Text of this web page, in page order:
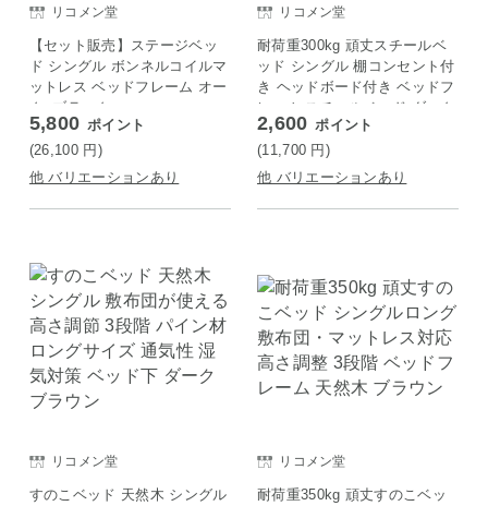
リコメン堂
【セット販売】ステージベッ
ド シングル ボンネルコイルマ
ットレス ベッドフレーム オー
ク×ブラック
5,800 ポイント
(26,100 円 )
他 バリエーションあり
リコメン堂
耐荷重300kg 頑丈スチールベ
ッド シングル 棚コンセント付
き ヘッドボード付き ベッドフ
レーム スチールベッド ダーク
ブラウン
2,600 ポイント
(11,700 円 )
他 バリエーションあり
リコメン堂
すのこベッド 天然木 シングル
リコメン堂
耐荷重350kg 頑丈すのこベッ